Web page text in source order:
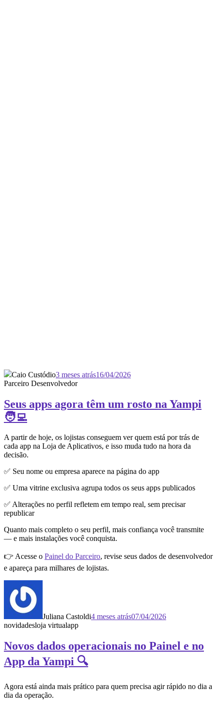
Caio Custódio3 meses atrás16/04/2026
Parceiro Desenvolvedor
Seus apps agora têm um rosto na Yampi
🧑‍💻
A partir de hoje, os lojistas conseguem ver quem está por trás de
cada app na Loja de Aplicativos, e isso muda tudo na hora da
decisão.
✅ Seu nome ou empresa aparece na página do app
✅ Uma vitrine exclusiva agrupa todos os seus apps publicados
✅ Alterações no perfil refletem em tempo real, sem precisar
republicar
Quanto mais completo o seu perfil, mais confiança você transmite
— e mais instalações você conquista.
👉 Acesse o Painel do Parceiro, revise seus dados de desenvolvedor
e apareça para milhares de lojistas.
Juliana Castoldi4 meses atrás07/04/2026
novidadesloja virtualapp
Novos dados operacionais no Painel e no
App da Yampi 🔍
Agora está ainda mais prático para quem precisa agir rápido no dia a
dia da operação.